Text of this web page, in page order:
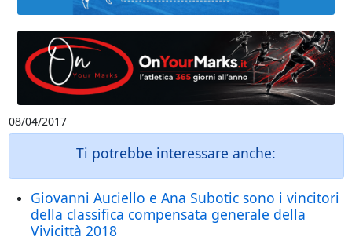
08/04/2017
Ti potrebbe interessare anche:
Giovanni Auciello e Ana Subotic sono i vincitori
della classifica compensata generale della
Vivicittà 2018